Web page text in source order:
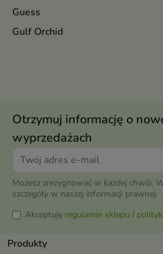
Guess
Gulf Orchid
Otrzymuj informację o
wyprzedażach
Możesz zrezygnować w każdej chwili.
szczegóły w naszej informacji prawnej.
Akceptuję regulamin sklepu i
Produkty